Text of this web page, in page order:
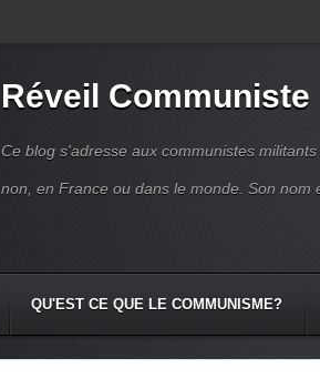
Réveil Communiste
Ce blog s'adresse aux communistes
non, en France ou dans le monde. Son nom
QU'EST CE QUE LE COMMUNISME?